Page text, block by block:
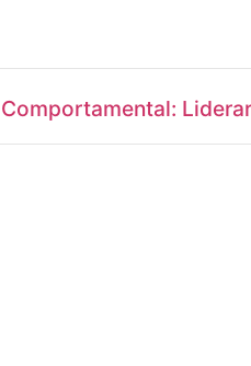
Comportamental: